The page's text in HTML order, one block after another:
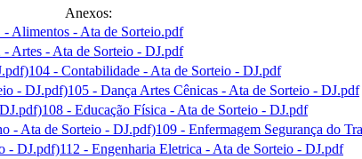
Anexos:
- Alimentos - Ata de Sorteio.pdf
- Artes - Ata de Sorteio - DJ.pdf
104 - Contabilidade - Ata de Sorteio - DJ.pdf
105 - Dança Artes Cênicas - Ata de Sorteio - DJ.pdf
108 - Educação Física - Ata de Sorteio - DJ.pdf
109 - Enfermagem Segurança do
112 - Engenharia Eletrica - Ata de Sorteio - DJ.pdf